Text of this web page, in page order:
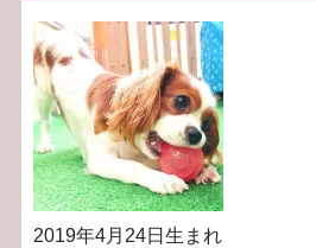
2019年4月24日生まれ